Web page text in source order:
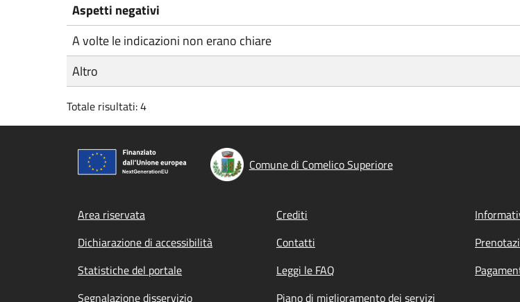
Aspetti negativi
A volte le indicazioni non erano chiare
Altro
Totale risultati: 4
Comune di Comelico Superiore
Footer menu
Area riservata Crediti
Dichiarazione di accessibilità
Contatti
Statistiche del portale
Leggi le FAQ
Segnalazione disservizio
Piano di miglioramento dei servizi